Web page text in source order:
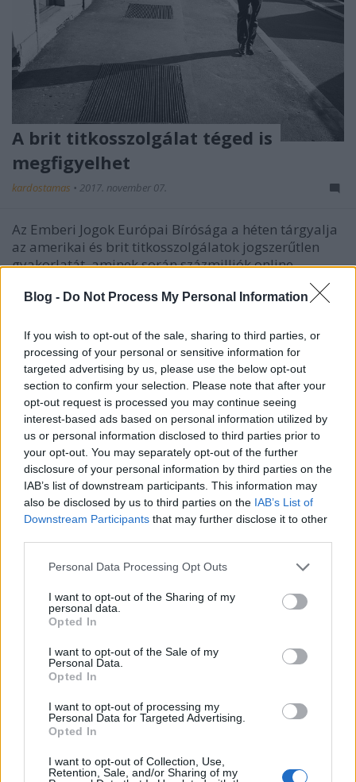
Blog - Do Not Process My Personal Information
If you wish to opt-out of the sale, sharing to third parties, or
processing of your personal or sensitive information for
targeted advertising by us, please use the below opt-out
section to confirm your selection. Please note that after your
opt-out request is processed you may continue seeing
interest-based ads based on personal information utilized by
us or personal information disclosed to third parties prior to
your opt-out. You may separately opt-out of the further
disclosure of your personal information by third parties on the
IAB’s list of downstream participants. This information may
also be disclosed by us to third parties on the IAB’s List of
Downstream Participants that may further disclose it to other
Please note that this website/app uses one or more Google
not limited to your visit or usage behaviour. You may click to
grant or deny consent to Google and its third-party tags to
use your data for below specified purposes in below Google
consent section.
Personal Data Processing Opt Outs
I want to opt-out of the Sharing of my
personal data.
Opted In
I want to opt-out of the Sale of my
Personal Data.
Opted In
I want to opt-out of processing my
Personal Data for Targeted Advertising.
Opted In
I want to opt-out of Collection, Use,
Retention, Sale, and/or Sharing of my
A brit titkosszolgálat téged is
megfigyelhet
kardostamas • 2017. november 07.
Az Emberi Jogok Európai Bírósága a héten tárgyalja
az amerikai és brit titkosszolgálatok jogszerűtlen
gyakorlatát, aminek során százmilliók online
kommunikációját és telefonhívásait ellenőrizték. Két
éve tíz civil szervezet, köztük a TASZ indított pert a
Senki nem tudja, kivel oszt meg
Magyarország titkos hírszerzési
információkat
Asbóth Márton• 2017. július 04.
Nemzetközi összefogásban igyekszünk kideríteni,
Magyarország kivel osztja meg a nemzetbiztonság
Megkérdeztük az ezzel foglalkozó minisztereket és